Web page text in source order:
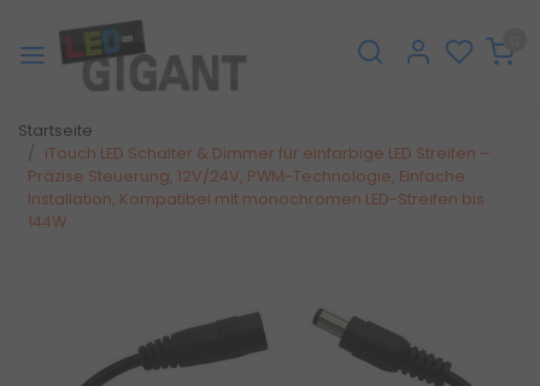
Startseite
iTouch LED Schalter & Dimmer für einfarbige LED Streifen –
Präzise Steuerung, 12V/24V, PWM-Technologie, Einfache
Installation, Kompatibel mit monochromen LED-Streifen bis
144W